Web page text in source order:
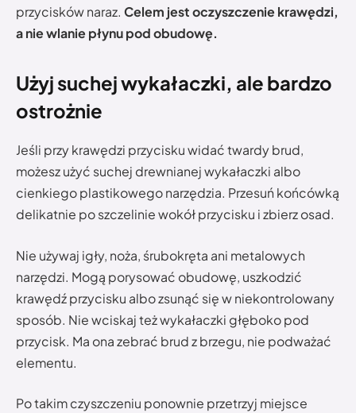
przycisków naraz. Celem jest oczyszczenie krawędzi,
a nie wlanie płynu pod obudowę.
Użyj suchej wykałaczki, ale bardzo
ostrożnie
Jeśli przy krawędzi przycisku widać twardy brud,
możesz użyć suchej drewnianej wykałaczki albo
cienkiego plastikowego narzędzia. Przesuń końcówką
delikatnie po szczelinie wokół przycisku i zbierz osad.
Nie używaj igły, noża, śrubokręta ani metalowych
narzędzi. Mogą porysować obudowę, uszkodzić
krawędź przycisku albo zsunąć się w niekontrolowany
sposób. Nie wciskaj też wykałaczki głęboko pod
przycisk. Ma ona zebrać brud z brzegu, nie podważać
elementu.
Po takim czyszczeniu ponownie przetrzyj miejsce